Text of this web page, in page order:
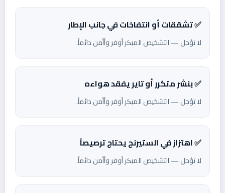
✅ تشققات أو انتفاخات في جانب الإطار
لا تؤجل — التشخيص المبكر أوفر وأأمن دائماً.
✅ بنشر متكرر أو تاير يفقد هواءه
لا تؤجل — التشخيص المبكر أوفر وأأمن دائماً.
✅ اهتزاز في الستيرنج يحتاج ترصيصاً
لا تؤجل — التشخيص المبكر أوفر وأأمن دائماً.